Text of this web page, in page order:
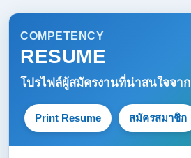
COMPETENCY
RESUME
โปรไฟล์ผู้สมัครงานที่น่าสนใจจาก
Print Resume สมัครสมาชิก